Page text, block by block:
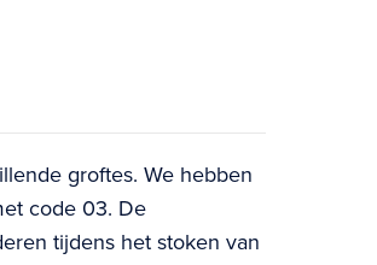
groftes. We hebben
code 03. De
tijdens het stoken van